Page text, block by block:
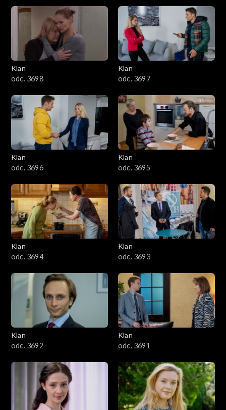
4301–4400
4201–4300
4101–4200
3901–4000
3801–3900
3701–3800
3601–3700
3501–3600
3401–3500
3201–3300
3101–3200
3001–3100
2901–3000
2801–2900
Klan
odc. 3698
Klan
odc. 3697
Klan
odc. 3696
Klan
odc. 3695
Klan
odc. 3694
Klan
odc. 3693
Klan
odc. 3692
Klan
odc. 3691